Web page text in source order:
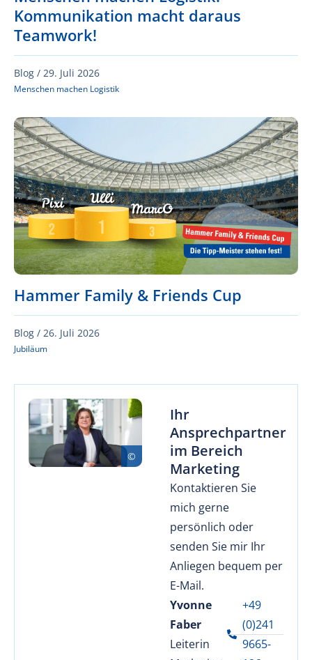
Kommunikation macht daraus
Teamwork!
Blog / 29. Juli 2026
Menschen machen Logistik
Hammer Family & Friends Cup
Blog / 26. Juli 2026
Jubiläum
Ihr
Ansprechpartner
im Bereich
Marketing
Kontaktieren Sie
mich gerne
persönlich oder
senden Sie mir Ihr
Anliegen bequem per
E-Mail.
Yvonne
Faber
Leiterin
+49
(0)241
9665-